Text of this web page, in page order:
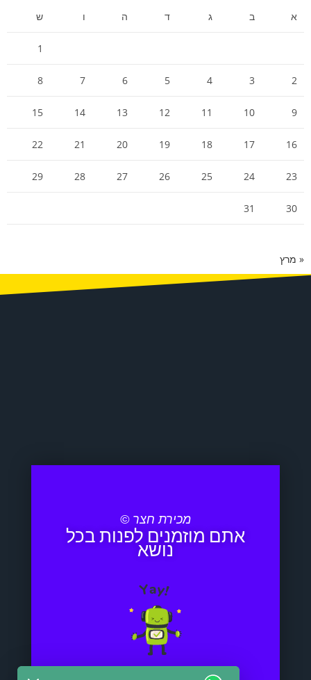
א
ב ג ד ה ו ש
1
2
3
4
5
6
7
8
9
10
11
12
13
14
15
16
17
18
19
20
21
22
23
24
25
26
27
28
29
30
31
« מרץ
מכירת חצר ©
אתם מוזמנים לפנות בכל
נושא